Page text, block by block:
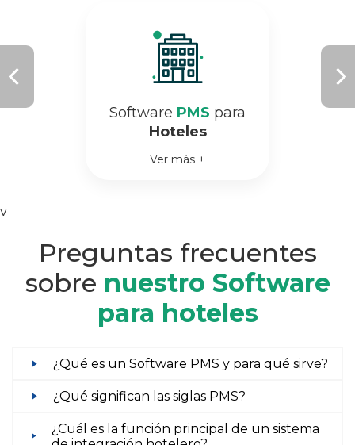
Software PMS para
Hoteles
Ver más +
v
Preguntas frecuentes
sobre nuestro Software
para hoteles
¿Qué es un Software PMS y para qué sirve?
¿Qué significan las siglas PMS?
¿Cuál es la función principal de un sistema